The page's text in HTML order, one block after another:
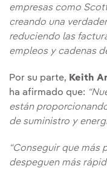
empresas como
creando una
reduciendo las
empleos y cadenas
Por su parte, Keith
ha afirmado que:
están
de suministro y
“Conseguir que más
despeguen más